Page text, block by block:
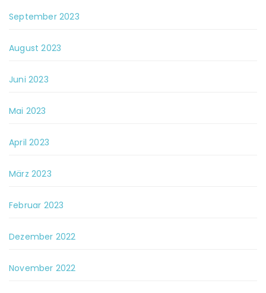
September 2023
August 2023
Juni 2023
Mai 2023
April 2023
März 2023
Februar 2023
Dezember 2022
November 2022